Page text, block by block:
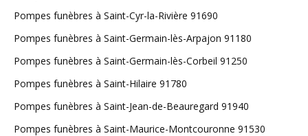
Pompes funèbres à Saint-Cyr-la-Rivière 91690
Pompes funèbres à Saint-Germain-lès-Arpajon 91180
Pompes funèbres à Saint-Germain-lès-Corbeil 91250
Pompes funèbres à Saint-Hilaire 91780
Pompes funèbres à Saint-Jean-de-Beauregard 91940
Pompes funèbres à Saint-Maurice-Montcouronne 91530